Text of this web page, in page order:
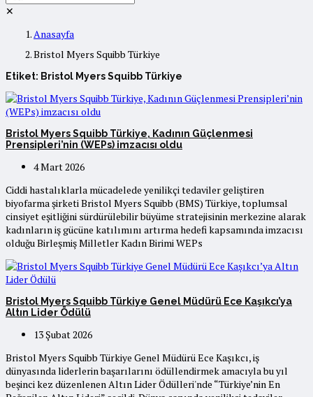
✕
Anasayfa
Bristol Myers Squibb Türkiye
Etiket: Bristol Myers Squibb Türkiye
Bristol Myers Squibb Türkiye, Kadının Güçlenmesi
Prensipleri’nin (WEPs) imzacısı oldu
4 Mart 2026
Ciddi hastalıklarla mücadelede yenilikçi tedaviler geliştiren
biyofarma şirketi Bristol Myers Squibb (BMS) Türkiye, toplumsal
cinsiyet eşitliğini sürdürülebilir büyüme stratejisinin merkezine alarak
kadınların iş gücüne katılımını artırma hedefi kapsamında imzacısı
olduğu Birleşmiş Milletler Kadın Birimi WEPs
Bristol Myers Squibb Türkiye Genel Müdürü Ece Kaşıkcı’ya
Altın Lider Ödülü
13 Şubat 2026
Bristol Myers Squibb Türkiye Genel Müdürü Ece Kaşıkcı, iş
dünyasında liderlerin başarılarını ödüllendirmek amacıyla bu yıl
beşinci kez düzenlenen Altın Lider Ödülleri'nde “Türkiye’nin En